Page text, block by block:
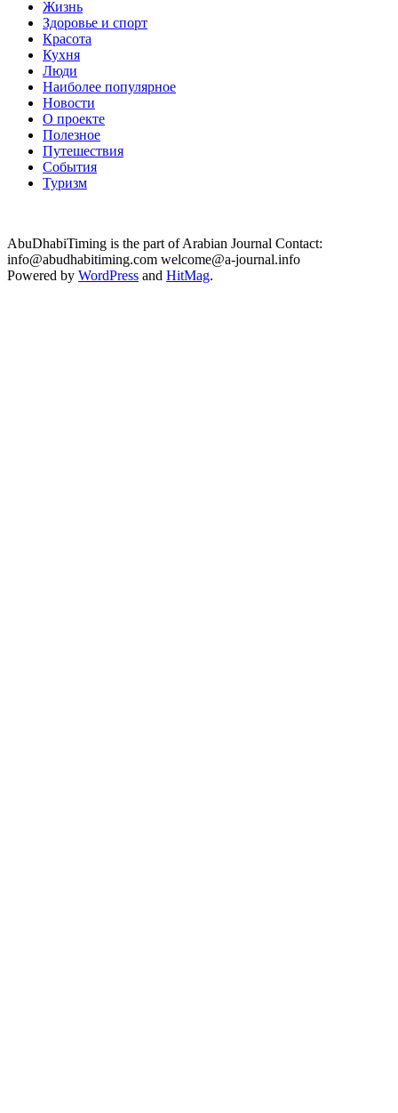
Жизнь
Здоровье и спорт
Красота
Кухня
Люди
Наиболее популярное
Новости
О проекте
Полезное
Путешествия
События
Туризм
AbuDhabiTiming is the part of Arabian Journal Contact:
info@abudhabitiming.com welcome@a-journal.info
Powered by WordPress and HitMag.